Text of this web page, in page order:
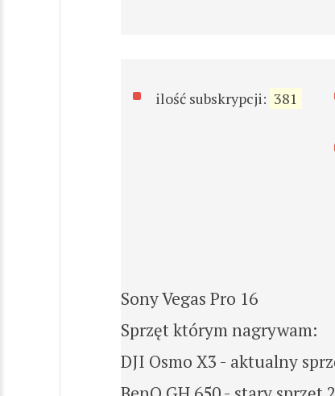
ilość subskrypcji: 381
Sony Vegas Pro 16
Sprzęt którym nagrywam:
DJI Osmo X3 - aktualny